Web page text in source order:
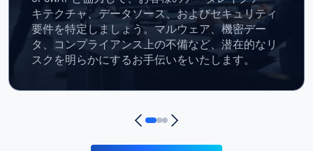
キテクチャ、データソース、およびセキュリティ
要件を特定しましょう。マルウェア、機密デー
タ、コンプライアンス上の不備など、潜在的なリ
スクを明らかにするお手伝いをいたします。